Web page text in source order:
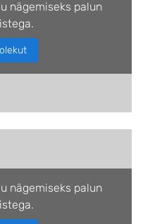
nägemiseks palun
nägemiseks palun